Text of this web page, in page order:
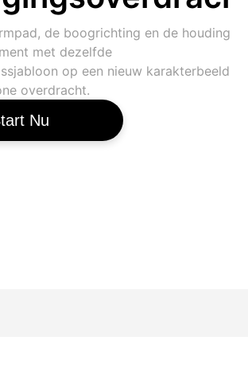
de boogrichting en de houding
met dezelfde
op een nieuw karakterbeeld
overdracht.
Nu